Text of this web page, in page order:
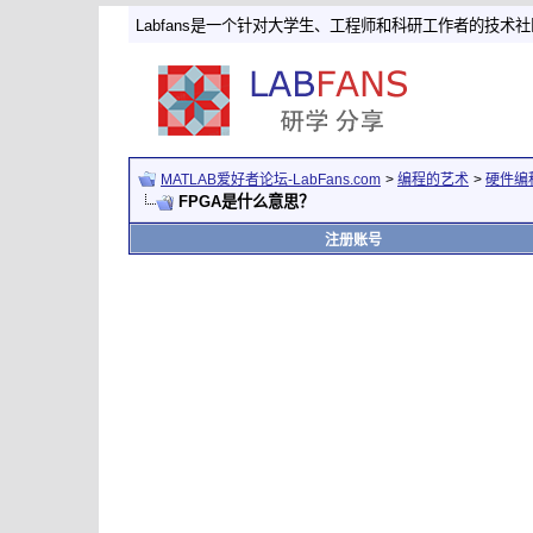
Labfans是一个针对大学生、工程师和科研工作者的技术社
MATLAB爱好者论坛-LabFans.com > 编程的艺术 > 硬件编
FPGA是什么意思？
注册账号